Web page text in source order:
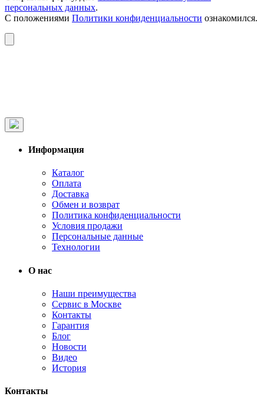
персональных данных.
С положениями Политики конфиденциальности ознакомился.
Информация
Каталог
Оплата
Доставка
Обмен и возврат
Политика конфиденциальности
Условия продажи
Персональные данные
Технологии
О нас
Наши преимущества
Сервис в Москве
Контакты
Гарантия
Блог
Новости
Видео
История
Контакты